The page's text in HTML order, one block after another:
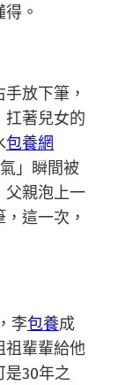
。
放下筆，
扛著兒女的
包養網
」瞬間被
父親泡上一
這一次，
李包養成
祖輩輩給他
是30年之